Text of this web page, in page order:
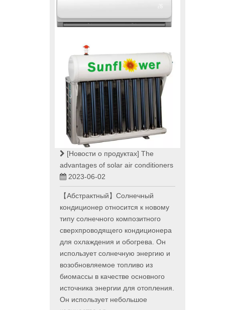
[Новости о продуктах] The
advantages of solar air conditioners
2023-06-02
【Абстрактный】Солнечный
кондиционер относится к новому
типу солнечного композитного
сверхпроводящего кондиционера
для охлаждения и обогрева. Он
использует солнечную энергию и
возобновляемое топливо из
биомассы в качестве основного
источника энергии для отопления.
Он использует небольшое